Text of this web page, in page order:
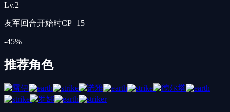
Lv.2
友军回合开始时CP+15
-45%
推荐角色